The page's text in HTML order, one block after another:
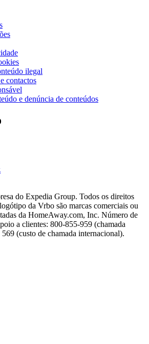
ilegal
contactos
e denúncia de conteúdos
do Expedia Group. Todos os direitos
da Vrbo são marcas comerciais ou
da HomeAway.com, Inc. Número de
a clientes: 800-855-959 (chamada
(custo de chamada internacional).